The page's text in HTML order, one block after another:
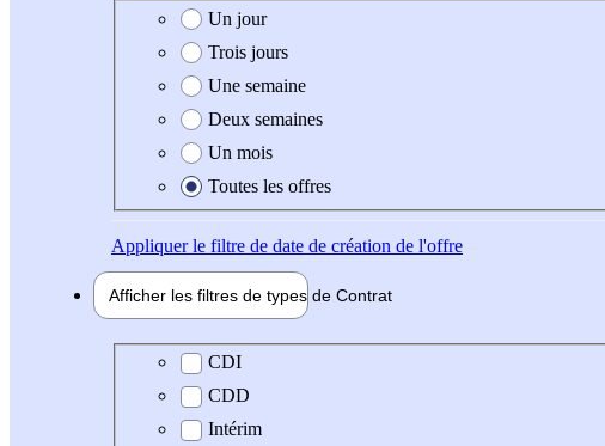
Date de création de l'offre
Un jour
Trois jours
Une semaine
Deux semaines
Un mois
Toutes les offres
Appliquerle filtre de date de création de l'offre
Afficher les filtres de types de Contrat
Type de contrat
CDI
CDD
Intérim